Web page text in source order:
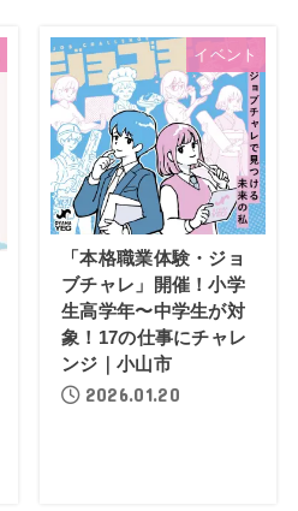
イベント
「本格職業体験・ジョ
ブチャレ」開催！小学
生高学年〜中学生が対
象！17の仕事にチャレ
ンジ｜小山市
2026.01.20